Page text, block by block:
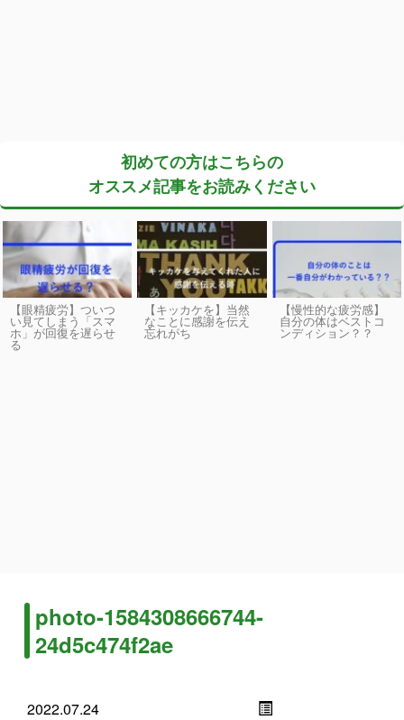
初めての方はこちらの
オススメ記事をお読みください
【眼精疲労】ついつ
い見てしまう「スマ
ホ」が回復を遅らせ
る
【キッカケを】当然
なことに感謝を伝え
忘れがち
【慢性的な疲労感】
自分の体はベストコ
ンディション？？
photo-1584308666744-
24d5c474f2ae
2022.07.24